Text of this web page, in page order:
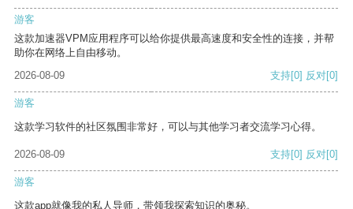
游客
这款加速器VPM应用程序可以给你提供最高速度和安全性的连接，并帮
助你在网络上自由移动。
2026-08-09
支持[0] 反对[0]
游客
这款学习软件的社区氛围非常好，可以与其他学习者交流学习心得。
2026-08-09 支持[0] 反对[0]
游客
这款app就像我的私人导师，带领我探索知识的奥秘。